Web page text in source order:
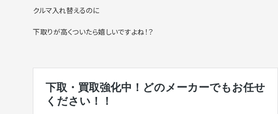
クルマ入れ替えるのに
下取りが高くついたら嬉しいですよね！？